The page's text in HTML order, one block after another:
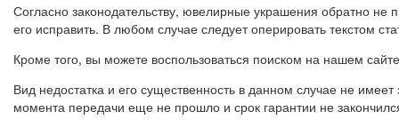
Согласно законодательству, ювелирные украшения обратно
его исправить. В любом случае следует оперировать текстом
Кроме того, вы можете воспользоваться поиском на нашем
Вид недостатка и его существенность в данном случае не
момента передачи еще не прошло и срок гарантии не